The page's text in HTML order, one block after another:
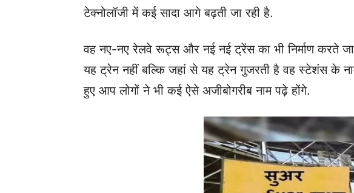
टेक्नोलॉजी में कई सादा आगे बढ़ती जा रही है.
वह नए-नए रेलवे रूट्स और नई नई ट्रेंस का भी निर्माण करते
यह ट्रेन नहीं बल्कि जहां से यह ट्रेन गुजरती है वह स्टेशंस के
हुए आप लोगों ने भी कई ऐसे अजीबोगरीब नाम पढ़े होंगे.